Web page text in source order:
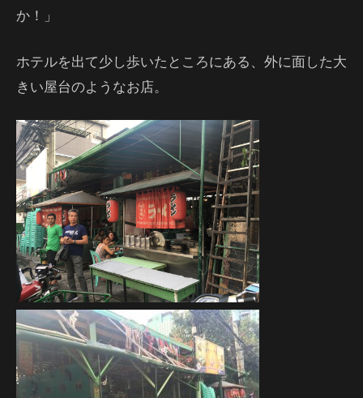
か！」
ホテルを出て少し歩いたところにある、外に面した大
きい屋台のようなお店。